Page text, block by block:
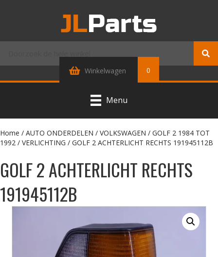
Winkelwagen 0
Menu
Home / AUTO ONDERDELEN / VOLKSWAGEN / GOLF 2 1984 TOT
1992 / VERLICHTING / GOLF 2 ACHTERLICHT RECHTS 191945112B
GOLF 2 ACHTERLICHT RECHTS
191945112B